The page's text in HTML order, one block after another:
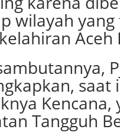
wilayah
Aceh
saat
Tangguh